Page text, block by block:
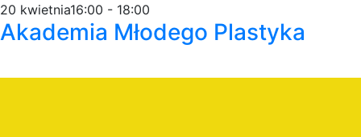
20 kwietnia16:00 - 18:00
Akademia Młodego Plastyka